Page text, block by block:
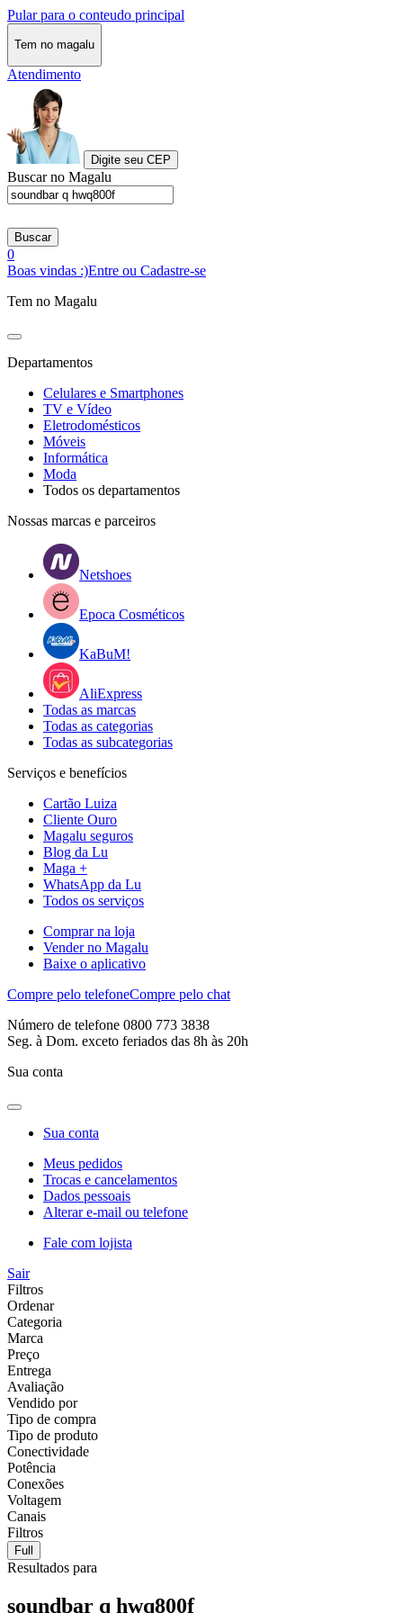
Pular para o conteudo principal
Tem no magalu
Atendimento
Digite seu CEP
Buscar no Magalu
Buscar
0
Boas vindas :)Entre ou Cadastre-se
Tem no Magalu
Departamentos
Celulares e Smartphones
TV e Vídeo
Eletrodomésticos
Móveis
Informática
Moda
Todos os departamentos
Nossas marcas e parceiros
Netshoes
Epoca Cosméticos
KaBuM!
AliExpress
Todas as marcas
Todas as categorias
Todas as subcategorias
Serviços e benefícios
Cartão Luiza
Cliente Ouro
Magalu seguros
Blog da Lu
Maga +
WhatsApp da Lu
Todos os serviços
Comprar na loja
Vender no Magalu
Baixe o aplicativo
Compre pelo telefoneCompre pelo chat
Número de telefone 0800 773 3838
Seg. à Dom. exceto feriados das 8h às 20h
Sua conta
Sua conta
Meus pedidos
Trocas e cancelamentos
Dados pessoais
Alterar e-mail ou telefone
Fale com lojista
Sair
Filtros
Ordenar
Categoria
Marca
Preço
Entrega
Avaliação
Vendido por
Tipo de compra
Tipo de produto
Conectividade
Potência
Conexões
Voltagem
Canais
Filtros
Full
Resultados para
soundbar q hwq800f